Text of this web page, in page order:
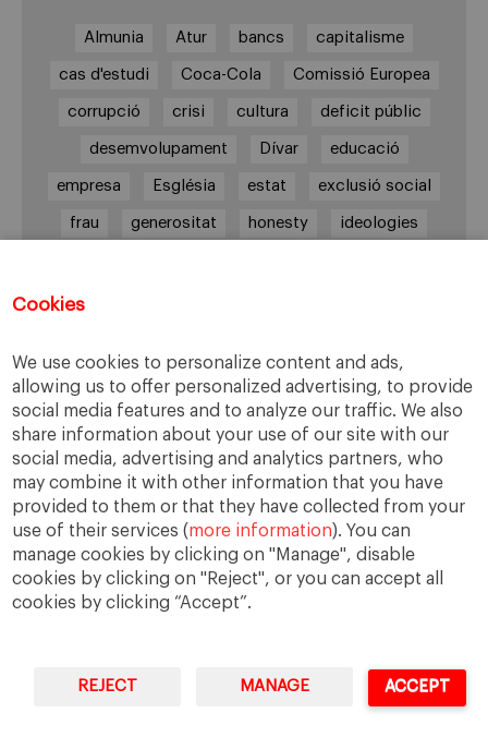
Cookies
We use cookies to personalize content and ads,
allowing us to offer personalized advertising, to provide
social media features and to analyze our traffic. We also
share information about your use of our site with our
social media, advertising and analytics partners, who
may combine it with other information that you have
provided to them or that they have collected from your
use of their services (more information). You can
manage cookies by clicking on "Manage", disable
cookies by clicking on "Reject", or you can accept all
cookies by clicking “Accept”.
REJECT MANAGE ACCEPT
Almunia Atur bancs capitalisme
cas d'estudi Coca-Cola Comissió Europea
corrupció crisi cultura deficit públic
desemvolupament Dívar educació
empresa Església estat exclusió social
frau generositat honesty ideologies
parlamento convenio laboral. cotrato laboral
pobresa presió social relativisme ètic
rescat sector immobiliari Sindicats
solidaritat Vaga general valors values
video virtud virtut virtuts
IESE Business School University of Navarra